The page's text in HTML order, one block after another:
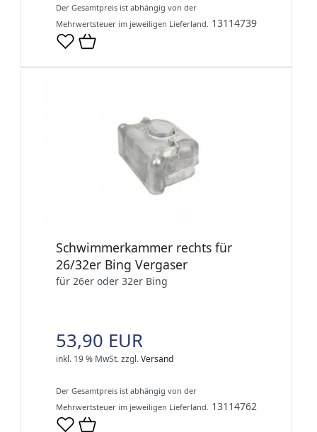
Der Gesamtpreis ist abhängig von der
Mehrwertsteuer im jeweiligen Lieferland. 13114739
Schwimmerkammer rechts für
26/32er Bing Vergaser
für 26er oder 32er Bing
53,90 EUR
inkl. 19 % MwSt.zzgl.Versand
Der Gesamtpreis ist abhängig von der
Mehrwertsteuer im jeweiligen Lieferland. 13114762